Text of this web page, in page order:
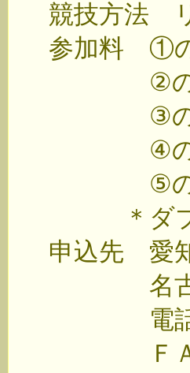
競技方法
参加料 ①
②の部
③の部
④の部
⑤の部
＊ダブル
申込先
名古屋
電話 ０
ＦＡＸ